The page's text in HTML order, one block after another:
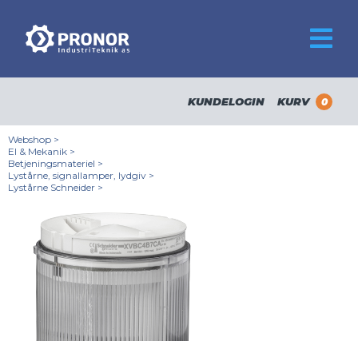
KUNDELOGIN KURV 0
Webshop >
El & Mekanik >
Betjeningsmateriel >
Lystårne, signallamper, lydgiv >
Lystårne Schneider >